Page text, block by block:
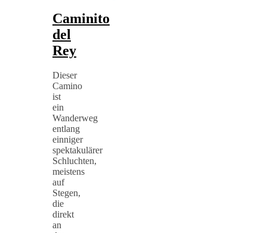
Caminito
del
Rey
Dieser
Camino
ist
ein
Wanderweg
entlang
einniger
spektakulärer
Schluchten,
meistens
auf
Stegen,
die
direkt
an